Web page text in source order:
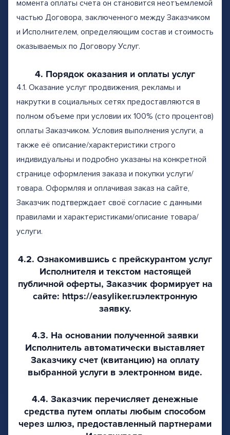
момента оплаты счета он становится неотъемлемой
частью Договора, заключенного между Заказчиком
и Исполнителем, определяющим состав и стоимость
оказываемых по Договору Услуг.
4. Порядок оказания и оплаты услуг
4.1. Оказание услуг продвижения, рекламы и
накрутки в социальных сетях предоставляются в
полном объеме при условии их 100% (сто процентов)
оплаты Заказчиком. Условия выполнения услуги, а
также её описание/характеристики строго
индивидуальны и подробно указаны на конкретной
странице оформления заказа и покупки услуги/
товара. Оформляя и оплачивая заказ на сайте,
Заказчик подтверждает своё согласие с данными
правилами и характеристиками/описание товара/
услуги.
4.2. Ознакомившись с прейскурантом услуг
Исполнителя и текстом настоящей
публичной оферты, Заказчик формирует на
сайте: https://easyliker.ruэлектронную
заявку.
4.3. На основании полученной заявки
Исполнитель автоматически выставляет
Заказчику счет (квитанцию) на оплату
выбранной услуги в электронном виде.
4.4. Заказчик перечисляет денежные
средства путем оплаты любым способом
через шлюз, предоставленный партнерами